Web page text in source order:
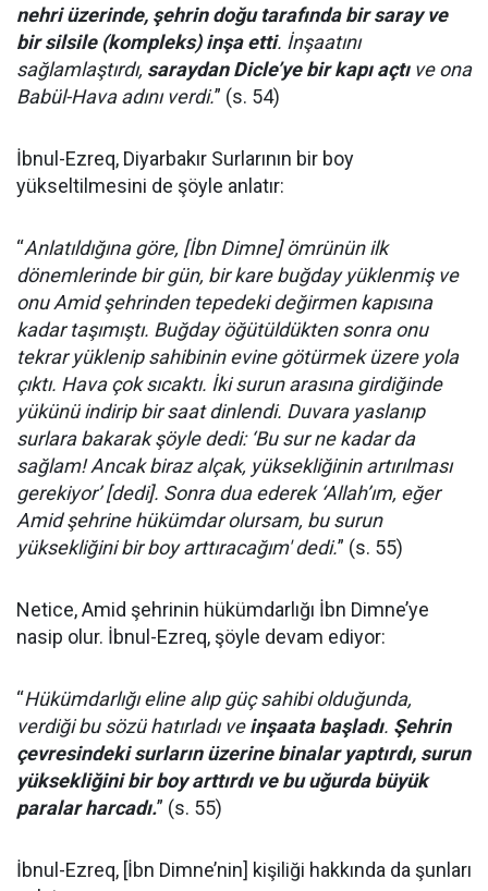
nehri üzerinde, şehrin doğu tarafında bir saray ve
bir silsile (kompleks) inşa etti. İnşaatını
sağlamlaştırdı, saraydan Dicle’ye bir kapı açtıve ona
Babül-Hava adını verdi.” (s. 54)
İbnul-Ezreq, Diyarbakır Surlarının bir boy
yükseltilmesini de şöyle anlatır:
“Anlatıldığına göre, [İbn Dimne] ömrünün ilk
dönemlerinde bir gün, bir kare buğday yüklenmiş ve
onu Amid şehrinden tepedeki değirmen kapısına
kadar taşımıştı. Buğday öğütüldükten sonra onu
tekrar yüklenip sahibinin evine götürmek üzere yola
çıktı. Hava çok sıcaktı. İki surun arasına girdiğinde
yükünü indirip bir saat dinlendi. Duvara yaslanıp
surlara bakarak şöyle dedi: ‘Bu sur ne kadar da
sağlam! Ancak biraz alçak, yüksekliğinin artırılması
gerekiyor’ [dedi]. Sonra dua ederek ‘Allah’ım, eğer
Amid şehrine hükümdar olursam, bu surun
yüksekliğini bir boy arttıracağım' dedi.” (s. 55)
Netice, Amid şehrinin hükümdarlığı İbn Dimne’ye
nasip olur. İbnul-Ezreq, şöyle devam ediyor:
“Hükümdarlığı eline alıp güç sahibi olduğunda,
verdiği bu sözü hatırladı veinşaata başladı. Şehrin
çevresindeki surların üzerine binalar yaptırdı, surun
yüksekliğini bir boy arttırdı ve bu uğurda büyük
paralar harcadı.” (s. 55)
İbnul-Ezreq, [İbn Dimne’nin] kişiliği hakkında da şunları